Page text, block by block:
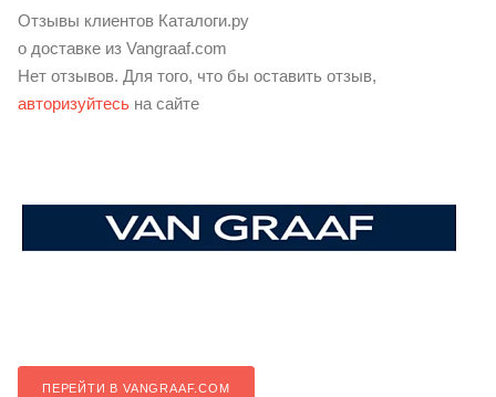
Отзывы клиентов Каталоги.ру
о доставке из Vangraaf.com
Нет отзывов. Для того, что бы оставить отзыв,
авторизуйтесь на сайте
ПЕРЕЙТИ В VANGRAAF.COM